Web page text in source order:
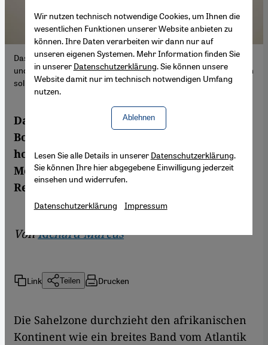
Das Album "Sahel" des nigrischen Musikers Bombino ist kraftvoll
und hochaktuell, ein Album, das "möglichst viele Menschen hören
sollten", schreibt Richard Marcus. (Foto: Ron Whyman)
Das Album 'Sahel' des nigrischen Musikers
Bombino ist ein kraftvolles und
hochaktuelles Album, das möglichst viele
Menschen hören sollten, schreibt unser
Rezensent Richard Marcus.
VonRichard Marcus
Link Teilen Drucken
Die Sahelzone durchzieht den afrikanischen
Kontinent wie ein breites Band vom Atlantik
Wir nutzen technisch notwendige Cookies, um Ihnen die
wesentlichen Funktionen unserer Website anbieten zu
können. Ihre Daten verarbeiten wir dann nur auf
unseren eigenen Systemen. Mehr Information finden Sie
in unserer Datenschutzerklärung. Sie können unsere
Website damit nur im technisch notwendigen Umfang
nutzen.
Ablehnen
Lesen Sie alle Details in unserer Datenschutzerklärung.
Sie können Ihre hier abgegebene Einwilligung jederzeit
einsehen und widerrufen.
Datenschutzerklärung Impressum